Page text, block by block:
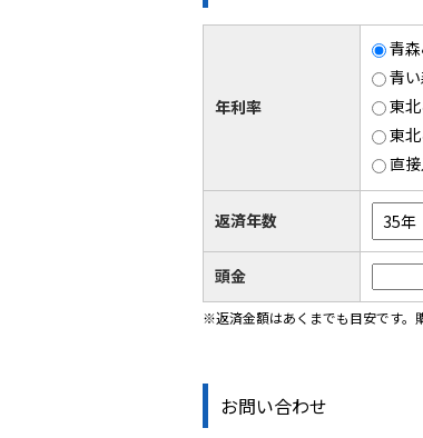
年利率
青
青
東
東
直
返済年数
頭金
※返済金額はあくまでも目安です。
お問い合わせ